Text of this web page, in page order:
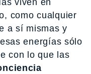
viven en
como cualquier
a sí mismas y
energías sólo
con lo que las